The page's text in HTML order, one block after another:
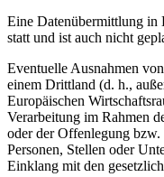
Eine Datenübermittlung in
statt und ist auch nicht
Eventuelle Ausnahmen
einem Drittland (d. h.,
Europäischen
Verarbeitung im Rahmen
oder der Offenlegung
Personen, Stellen oder
Einklang mit den